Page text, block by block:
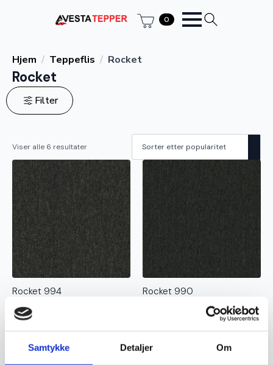
Samtykke Detaljer Om
0
Hjem Teppeflis Rocket
Rocket
Filter
Viser alle 6 resultaterSortert
propularitet
Rocket 994
359
Rocket 990